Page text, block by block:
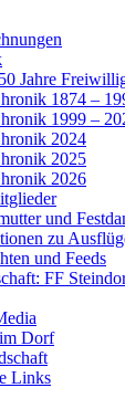
Jahre
1874 –
1999 –
2024
2025
2026
und
zu
und Feeds
FF
Dorf
Links